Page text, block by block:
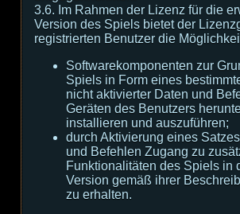
3.6. Im Rahmen der Lizenz für die
Version des Spiels bietet der
registrierten Benutzer die
Softwarekomponenten zur
Spiels in Form eines
nicht aktivierter Daten und
Geräten des Benutzers
installieren und auszuführen;
durch Aktivierung eines
und Befehlen Zugang zu
Funktionalitäten des Spiels in
Version gemäß ihrer
zu erhalten.